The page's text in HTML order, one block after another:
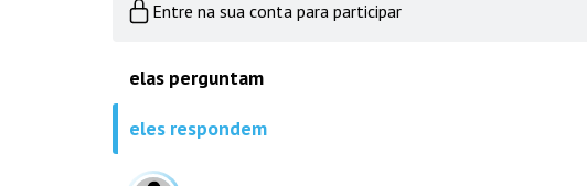
Entre na sua conta para participar
elas perguntam
eles respondem